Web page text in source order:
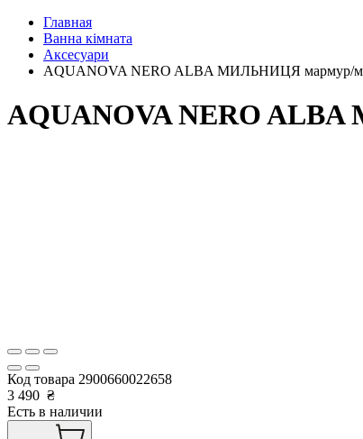
Главная
Ванна кімната
Аксесуари
AQUANOVA NERO ALBA МИЛЬНИЦЯ мармур/
AQUANOVA NERO
Код товара 2900660022658
3 490 ₴
Есть в наличии